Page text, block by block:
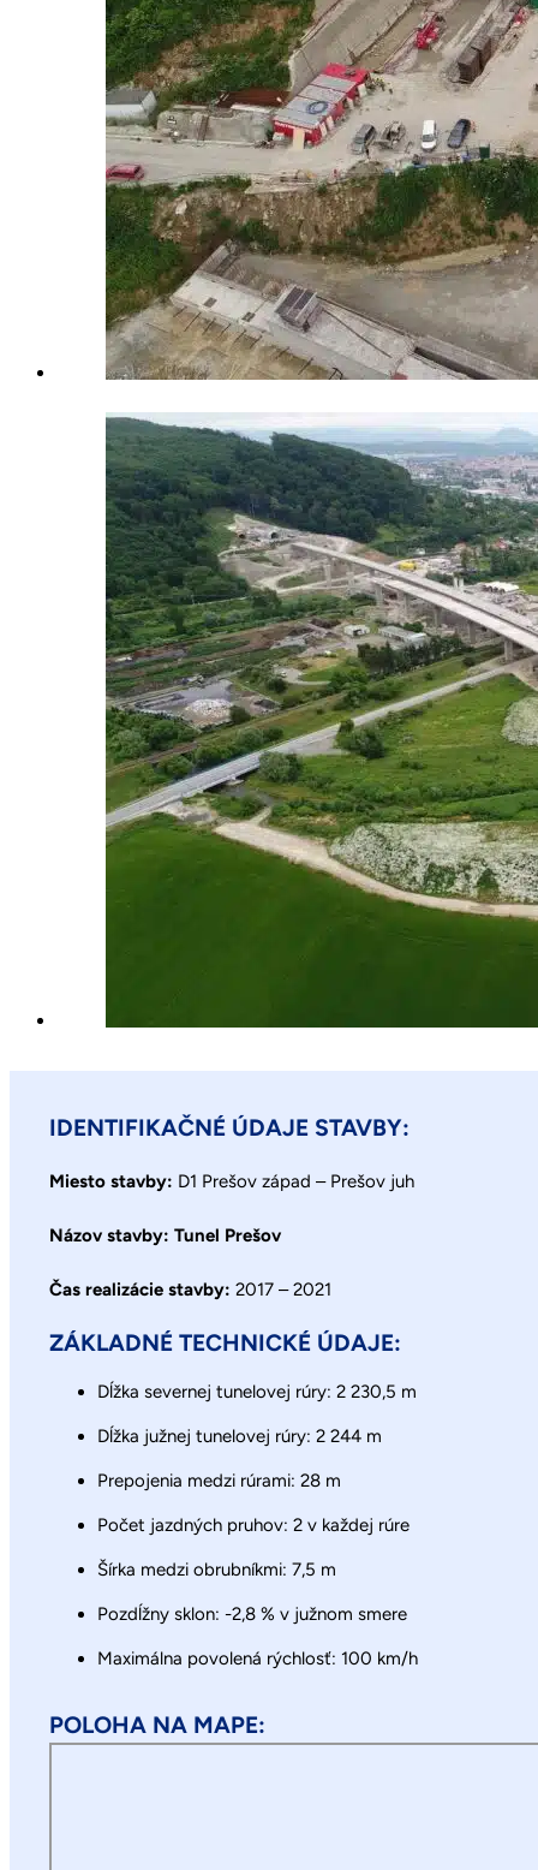
IDENTIFIKAČNÉ ÚDAJE STAVBY:
Miesto stavby: D1 Prešov západ – Prešov juh
Názov stavby: Tunel Prešov
Čas realizácie stavby: 2017 – 2021
ZÁKLADNÉ TECHNICKÉ ÚDAJE:
Dĺžka severnej tunelovej rúry: 2 230,5 m
Dĺžka južnej tunelovej rúry: 2 244 m
Prepojenia medzi rúrami: 28 m
Počet jazdných pruhov: 2 v každej rúre
Šírka medzi obrubníkmi: 7,5 m
Pozdĺžny sklon: -2,8 % v južnom smere
Maximálna povolená rýchlosť: 100 km/h
POLOHA NA MAPE: